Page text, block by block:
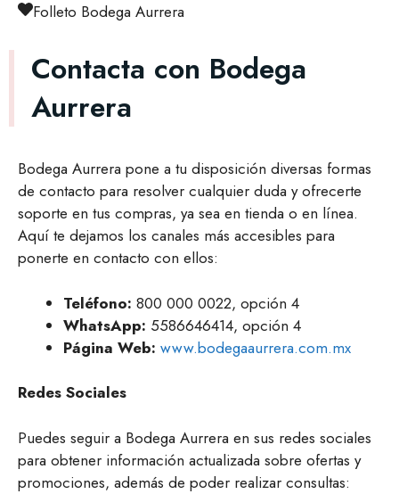
Folleto Bodega Aurrera
Contacta con Bodega
Aurrera
Bodega Aurrera pone a tu disposición diversas formas
de contacto para resolver cualquier duda y ofrecerte
soporte en tus compras, ya sea en tienda o en línea.
Aquí te dejamos los canales más accesibles para
ponerte en contacto con ellos:
Teléfono: 800 000 0022, opción 4
WhatsApp: 5586646414, opción 4
Página Web: www.bodegaaurrera.com.mx
Redes Sociales
Puedes seguir a Bodega Aurrera en sus redes sociales
para obtener información actualizada sobre ofertas y
promociones, además de poder realizar consultas: